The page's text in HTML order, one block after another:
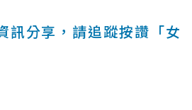
訊分享，請追蹤按讚「女